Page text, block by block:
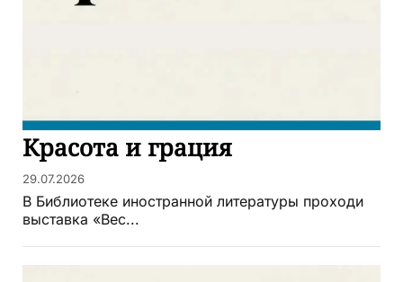
Красота и грация
29.07.2026
В Библиотеке иностранной литературы проходи
выставка «Вес...